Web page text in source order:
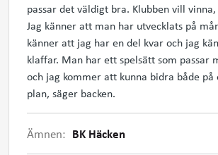
passar det väldigt bra. Klubben vill
Jag känner att man har utvecklats på
känner att jag har en del kvar och jag
klaffar. Man har ett spelsätt som passar
och jag kommer att kunna bidra både
plan, säger backen.
Ämnen: BK Häcken